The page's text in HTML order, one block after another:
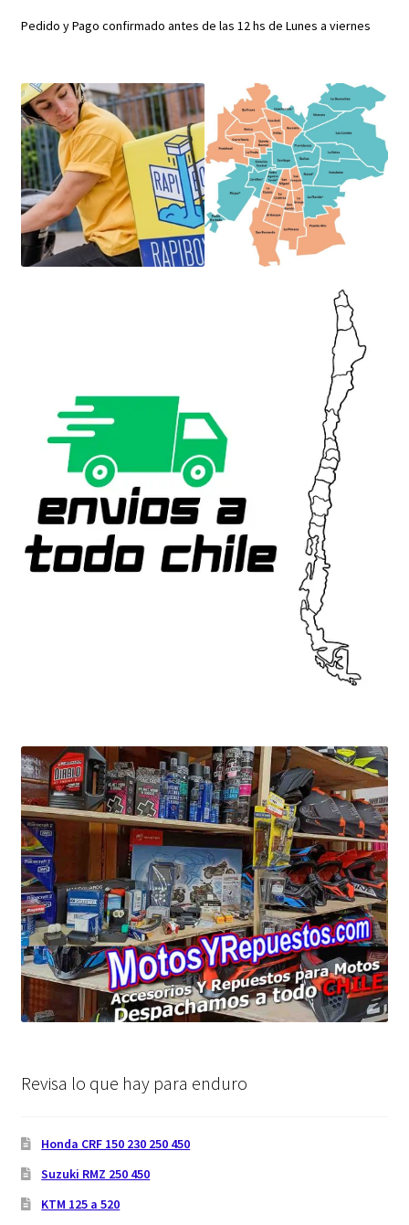
Pedido y Pago confirmado antes de las 12 hs de Lunes a viernes
Revisa lo que hay para enduro
Honda CRF 150 230 250 450
Suzuki RMZ 250 450
KTM 125 a 520